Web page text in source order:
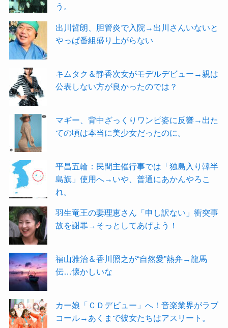
う。
出川哲朗、胆管炎で入院→出川さんいないと
やっぱ番組盛り上がらない
キムタク＆静香次女がモデルデビュー→親は
公表しない方が良かったのでは？
マギー、背中ざっくりワンピ姿に反響→出た
ての頃は本当に美少女だったのに。
平昌五輪：民間主催行事では「独島入り韓半
島旗」使用へ→いや、普通にあかんやろこ
れ。
羽生竜王の妻理恵さん「申し訳ない」衝突事
故を謝罪→そっとしてあげよう！
福山雅治＆香川照之が“自然愛”熱弁→龍馬
伝…懐かしいな
カー娘「ＣＤデビュー」へ！音楽業界がラブ
コール→あくまで彼女たちはアスリート。